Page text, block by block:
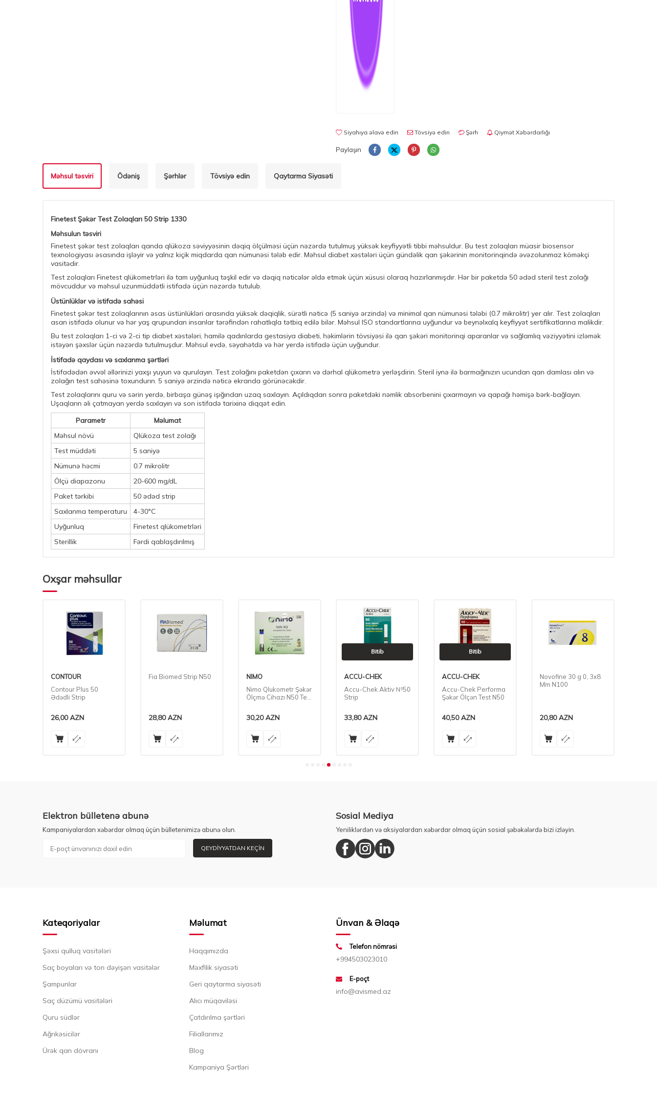
Siyahıya əlavə edin Tövsiyə edin Şərh Qiymət Xəbərdarlığı
Paylaşın
Məhsul təsviri Ödəniş Şərhlər Tövsiyə edin Qaytarma Siyasəti
Finetest Şəkər Test Zolaqları 50 Strip 1330
Məhsulun təsviri
Finetest şəkər test zolaqları qanda qlükoza səviyyəsinin dəqiq ölçülməsi üçün nəzərdə tutulmuş yüksək keyfiyyətli tibbi məhsuldur. Bu test zolaqları müasir biosensor
texnologiyası əsasında işləyir və yalnız kiçik miqdarda qan nümunəsi tələb edir. Məhsul diabet xəstələri üçün gündəlik qan şəkərinin monitorinqində əvəzolunmaz köməkçi
vasitədir.
Test zolaqları Finetest qlükometrləri ilə tam uyğunluq təşkil edir və dəqiq nəticələr əldə etmək üçün xüsusi olaraq hazırlanmışdır. Hər bir paketdə 50 ədəd steril test zolağı
mövcuddur və məhsul uzunmüddətli istifadə üçün nəzərdə tutulub.
Üstünlüklər və istifadə sahəsi
Finetest şəkər test zolaqlarının əsas üstünlükləri arasında yüksək dəqiqlik, sürətli nəticə (5 saniyə ərzində) və minimal qan nümunəsi tələbi (0.7 mikrolitr) yer alır. Test zolaqları
asan istifadə olunur və hər yaş qrupundan insanlar tərəfindən rahatlıqla tətbiq edilə bilər. Məhsul ISO standartlarına uyğundur və beynəlxalq keyfiyyət sertifikatlarına malikdir.
Bu test zolaqları 1-ci və 2-ci tip diabet xəstələri, hamilə qadınlarda gestasiya diabeti, həkimlərin tövsiyəsi ilə qan şəkəri monitorinqi aparanlar və sağlamlıq vəziyyətini izləmək
istəyən şəxslər üçün nəzərdə tutulmuşdur. Məhsul evdə, səyahətdə və hər yerdə istifadə üçün uyğundur.
İstifadə qaydası və saxlanma şərtləri
İstifadədən əvvəl əllərinizi yaxşı yuyun və qurulayın. Test zolağını paketdən çıxarın və dərhal qlükometrə yerləşdirin. Steril iynə ilə barmağınızın ucundan qan damlası alın və
zolağın test sahəsinə toxundurın. 5 saniyə ərzində nəticə ekranda görünəcəkdir.
Test zolaqlarını quru və sərin yerdə, birbaşa günəş işığından uzaq saxlayın. Açıldıqdan sonra paketdəki nəmlik absorbenini çıxarmayın və qapağı həmişə bərk-bağlayın.
Uşaqların əli çatmayan yerdə saxlayın və son istifadə tarixinə diqqət edin.
Parametr
Məlumat
Məhsul növü
Qlükoza test zolağı
Test müddəti
5 saniyə
Nümunə həcmi
0.7 mikrolitr
Ölçü diapazonu
20-600 mg/dL
Paket tərkibi
50 ədəd strip
Saxlanma temperaturu
4-30°C
Uyğunluq
Finetest qlükometrləri
Sterillik
Fərdi qablaşdırılmış
Oxşar məhsullar
CONTOUR
Contour Plus 50
Ədədli Strip
26,00AZN
Fia Biomed Strip N50
28,80AZN
NIMO
Nimo Qlukometr Şəkər
Ölçmə Cihazı N50 Test
30,20AZN
Bitib
ACCU-CHEK
Accu-Chek Aktiv №50
Strip
33,80AZN
Bitib
ACCU-CHEK
Accu-Chek Performa
Şəkər Ölçən Test N50
40,50AZN
Novofine 30 g 0, 3x8
Mm N100
20,80AZN
Elektron bülletenə abunə
Kampaniyalardan xəbərdar olmaq üçün bülletenimizə abunə olun.
QEYDIYYATDAN KEÇIN
Sosial Mediya
Yeniliklərdən və aksiyalardan xəbərdar olmaq üçün sosial şəbəkələrdə bizi izləyin.
Kateqoriyalar
Şəxsi qulluq vasitələri
Saç boyaları və ton dəyişən vasitələr
Şampunlar
Saç düzümü vasitələri
Quru südlər
Ağrıkəsicilər
Ürək qan dövranı
Məlumat
Haqqımızda
Məxfilik siyasəti
Geri qaytarma siyasəti
Alıcı müqaviləsi
Çatdırılma şərtləri
Filiallarımız
Blog
Kampaniya Şərtləri
Ünvan & Əlaqə
Telefon nömrəsi
+994503023010
E-poçt
info@avismed.az